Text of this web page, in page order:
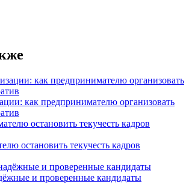
как предпринимателю организовать
остановить текучесть кадров
и проверенные кандидаты